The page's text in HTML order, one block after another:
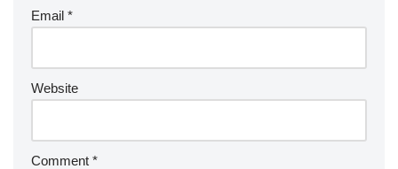
Email *
Website
Comment *